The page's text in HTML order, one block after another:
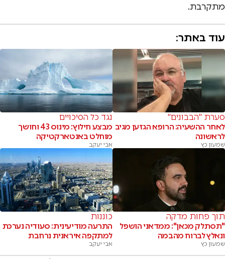
מתקרבת.
עוד באתר:
סערת "הבבונים"
לאחר ההשעיה: הרופא הגזען מגיב
לראשונה
שמעון כץ
נגד כל הסיכויים
מבצע חילוץ: מינוס 43 וחושך
מוחלט באנטארקטיקה
אבי יעקב
תוך פחות מדקה
"תסתלק מכאן": ממדאני הושפל
ונאלץ לברוח מהבמה
שמעון כץ
כוננות
התרעה מודיעינית: סעודיה נערכת
למתקפה איראנית נרחבת
אבי יעקב